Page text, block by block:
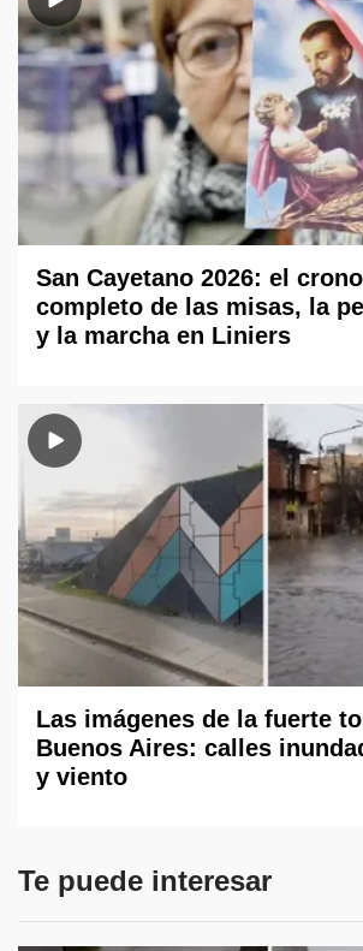
San Cayetano 2026: el
completo de las misas, la
y la marcha en Liniers
Las imágenes de la fuerte
Buenos Aires: calles
y viento
Te puede interesar